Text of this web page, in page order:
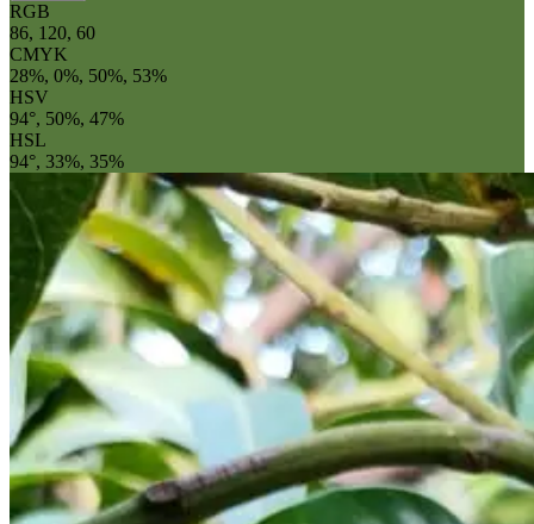
RGB
86, 120, 60
CMYK
28%, 0%, 50%, 53%
HSV
94°, 50%, 47%
HSL
94°, 33%, 35%